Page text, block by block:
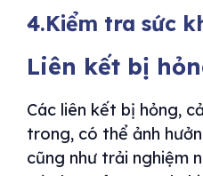
4.Kiểm tra sức
Liên kết bị
Các liên kết bị hỏng,
trong, có thể ảnh
cũng như trải nghiệm